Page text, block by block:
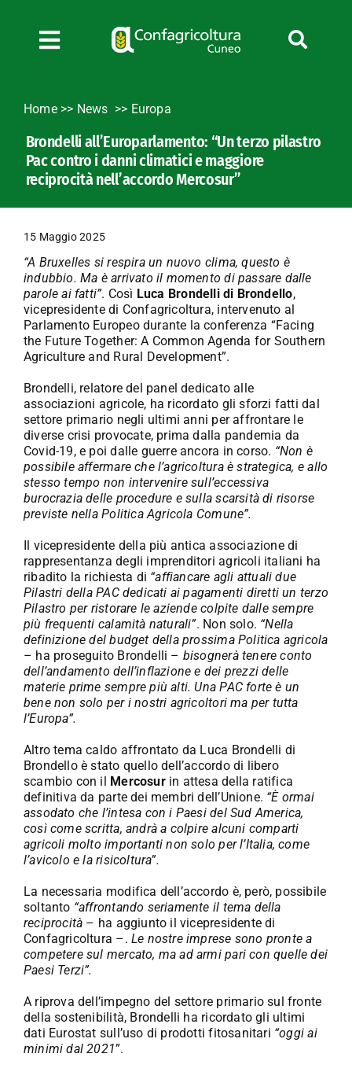
contenuto
Toggle
News
Bandi
Formazione
Convenzioni
L’Agricoltore cuneese
Fotogallery
Lavora con noi
Contatti
Home>> News Europa
Brondelli all’Europarlamento: “Un terzo pilastro
Pac contro i danni climatici e maggiore
reciprocità nell’accordo Mercosur”
15 Maggio 2025
“A Bruxelles si respira un nuovo clima, questo è
indubbio. Ma è arrivato il momento di passare dalle
parole ai fatti”. Così Luca Brondelli di Brondello,
vicepresidente di Confagricoltura, intervenuto al
Parlamento Europeo durante la conferenza “Facing
the Future Together: A Common Agenda for Southern
Agriculture and Rural Development”.
Brondelli, relatore del panel dedicato alle
associazioni agricole, ha ricordato gli sforzi fatti dal
settore primario negli ultimi anni per affrontare le
diverse crisi provocate, prima dalla pandemia da
Covid-19, e poi dalle guerre ancora in corso. “Non è
possibile affermare che l’agricoltura è strategica, e allo
stesso tempo non intervenire sull’eccessiva
burocrazia delle procedure e sulla scarsità di risorse
previste nella Politica Agricola Comune”.
Il vicepresidente della più antica associazione di
rappresentanza degli imprenditori agricoli italiani ha
ribadito la richiesta di “affiancare agli attuali due
Pilastri della PAC dedicati ai pagamenti diretti un terzo
Pilastro per ristorare le aziende colpite dalle sempre
più frequenti calamità naturali”. Non solo. “Nella
definizione del budget della prossima Politica agricola
– ha proseguito Brondelli – bisognerà tenere conto
dell’andamento dell’inflazione e dei prezzi delle
materie prime sempre più alti. Una PAC forte è un
bene non solo per i nostri agricoltori ma per tutta
l’Europa”.
Altro tema caldo affrontato da Luca Brondelli di
Brondello è stato quello dell’accordo di libero
scambio con il
Mercosurin attesa della ratifica
definitiva da parte dei membri dell’Unione. “È ormai
assodato che l’intesa con i Paesi del Sud America,
così come scritta, andrà a colpire alcuni comparti
agricoli molto importanti non solo per l’Italia, come
l’avicolo e la risicoltura”.
La necessaria modifica dell’accordo è, però, possibile
soltanto “affrontando seriamente il tema della
reciprocità – ha aggiunto il vicepresidente di
Confagricoltura –. Le nostre imprese sono pronte a
competere sul mercato, ma ad armi pari con quelle dei
Paesi Terzi”.
A riprova dell’impegno del settore primario sul fronte
della sostenibilità, Brondelli ha ricordato gli ultimi
dati Eurostat sull’uso di prodotti fitosanitari “oggi ai
minimi dal 2021”.